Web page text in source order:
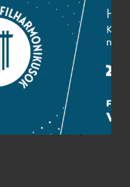
u. 1. (Müpa)